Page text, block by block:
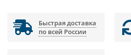
Быстрая доставка
по всей России